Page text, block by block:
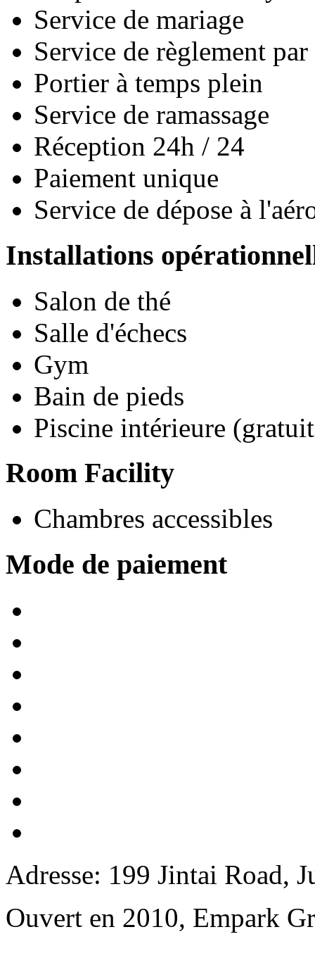
Service de mariage
Service de règlement
Portier à temps plein
Service de ramassage
Réception 24h / 24
Paiement unique
Service de dépose à
Installations
Salon de thé
Salle d'échecs
Gym
Bain de pieds
Piscine intérieure
Room Facility
Chambres accessibles
Mode de paiement
Adresse: 199 Jintai Road,
Ouvert en 2010, Empark